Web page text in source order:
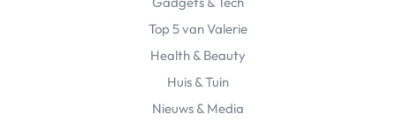
Top 5 van Valerie
Health & Beauty
Huis & Tuin
Nieuws & Media